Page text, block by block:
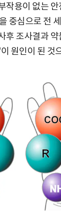
작용이 없는
중심으로 전
후 조사결과
원인이 된 것